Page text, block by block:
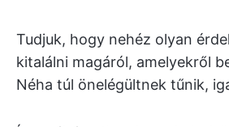
Tudjuk, hogy nehéz olyan
kitalálni magáról, amelyekről
Néha túl önelégültnek tűnik,